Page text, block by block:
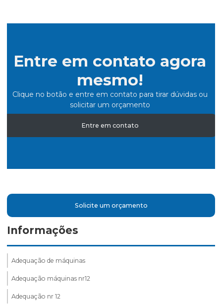
Entre em contato agora
mesmo!
Clique no botão e entre em contato para tirar dúvidas ou
solicitar um orçamento
Entre em contato
Solicite um orçamento
Informações
Adequação de máquinas
Adequação máquinas nr12
Adequação nr 12